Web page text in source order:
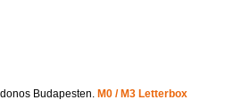
Budapesten. M0 / M3 Letterbox